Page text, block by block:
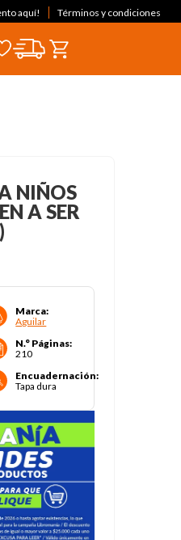
aquí! Términos y condiciones
NIÑOS
A SER
Marca:
Aguilar
N.° Páginas:
210
Encuadernación:
Tapa dura